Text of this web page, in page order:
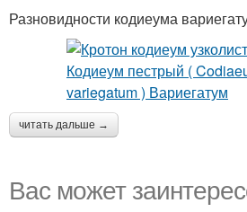
Разновидности кодиеума
читать дальше →
Вас может